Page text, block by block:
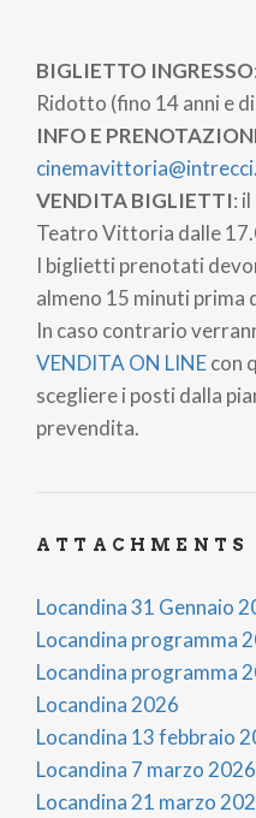
BIGLIETTO INGRESSO
Ridotto (fino 14 anni e
INFO E
VENDITA BIGLIETTI:
Teatro Vittoria dalle
I biglietti prenotati
almeno 15 minuti prima
In caso contrario
VENDITA ON LINEcon
scegliere i posti dalla
prevendita.
ATTACHMENTS
Locandina 31 Gennaio
Locandina programma
Locandina programma
Locandina 2026
Locandina 13 febbraio
Locandina 7 marzo 2026
Locandina 21 marzo